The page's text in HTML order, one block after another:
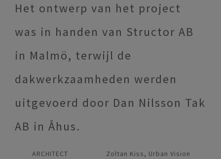
Het ontwerp van het project
was in handen van Structor AB
in Malmö, terwijl de
dakwerkzaamheden werden
uitgevoerd door Dan Nilsson Tak
AB in Åhus.
ARCHITECT
Zoltan Kiss, Urban Vision